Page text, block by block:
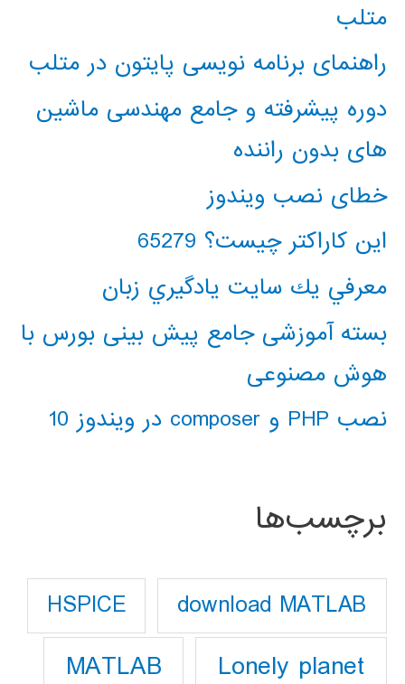
متلب
راهنمای برنامه نویسی پایتون در متلب
دوره پیشرفته و جامع مهندسی ماشین
های بدون راننده
خطای نصب ویندوز
این کاراکتر چیست؟ 65279
معرفي يك سايت يادگيري زبان
بسته آموزشی جامع پیش بینی بورس با
هوش مصنوعی
نصب PHP و composer در ویندوز 10
برچسب‌ها
download MATLAB
HSPICE
Lonely planet
MATLAB